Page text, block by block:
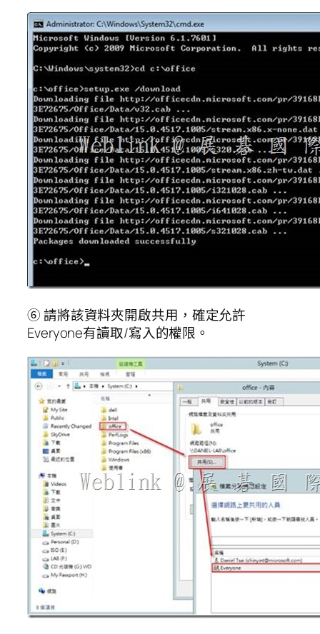
⑥ 請將該資料夾開啟共用，確定允許
Everyone有讀取/寫入的權限。